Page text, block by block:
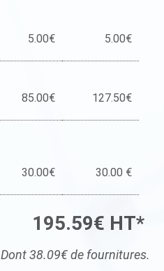
5.00€ 5.00€
85.00€ 127.50€
30.00€ 30.00 €
195.59€ HT*
Dont 38.09€ de fournitures.